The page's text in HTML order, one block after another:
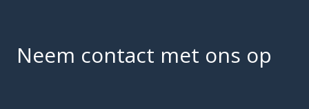
Neem contact met ons op